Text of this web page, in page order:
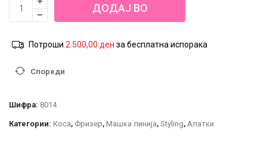
150ml
Wax
Aqua
Blue
количина
ДОДАЈ ВО
Потроши 2.500,00 ден за бесплатна испорака
Спореди
Шифра: 8014
Категории: Коса, Фризер, Машка линија, Styling, Алатки